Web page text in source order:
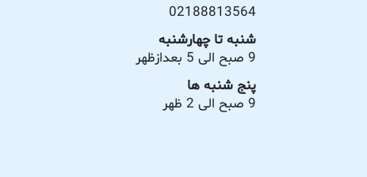
02188813564
شنبه تا چهارشنبه
9 صبح الی 5 بعدازظهر
پنج شنبه ها
9 صبح الی 2 ظهر